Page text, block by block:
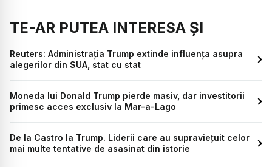
TE-AR PUTEA INTERESA ȘI
Reuters: Administrația Trump extinde influența asupra
alegerilor din SUA, stat cu stat
Moneda lui Donald Trump pierde masiv, dar investitorii
primesc acces exclusiv la Mar-a-Lago
De la Castro la Trump. Liderii care au supraviețuit celor
mai multe tentative de asasinat din istorie